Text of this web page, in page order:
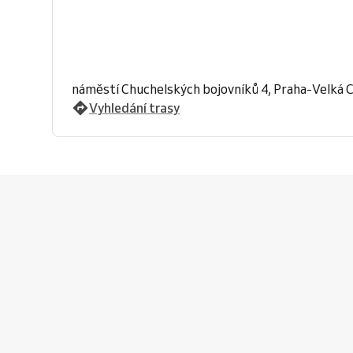
náměstí Chuchelských bojovníků 4, Praha-Velká
Vyhledání trasy